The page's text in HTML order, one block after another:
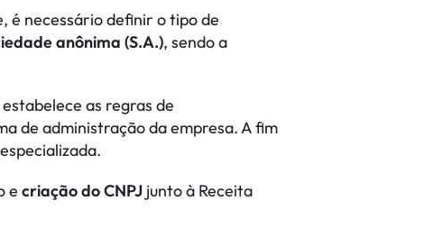
é necessário definir o tipo de
anônima (S.A.), sendo a
as regras de
de administração da empresa. A fim
e criação do CNPJ junto à Receita